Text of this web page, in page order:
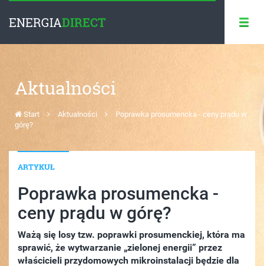
ENERGIADIRECT
Aktualności
Start Aktualności
Poprawka prosumencka - ceny prądu w
górę?
ARTYKUŁ
Poprawka prosumencka -
ceny prądu w górę?
Ważą się losy tzw. poprawki prosumenckiej, która ma
sprawić, że wytwarzanie „zielonej energii” przez
właścicieli przydomowych mikroinstalacji będzie dla